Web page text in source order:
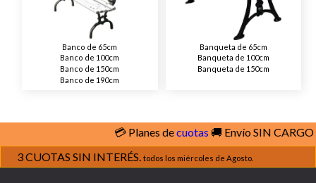
Banco de 65cm
Banco de 100cm
Banco de 150cm
Banco de 190cm
Banqueta de 65cm
Banqueta de 100cm
Banqueta de 150cm
💳 Planes decuotas🚚 Envío SIN CARGO
3 CUOTAS SIN INTERÉS. todos los miércoles de Agosto.